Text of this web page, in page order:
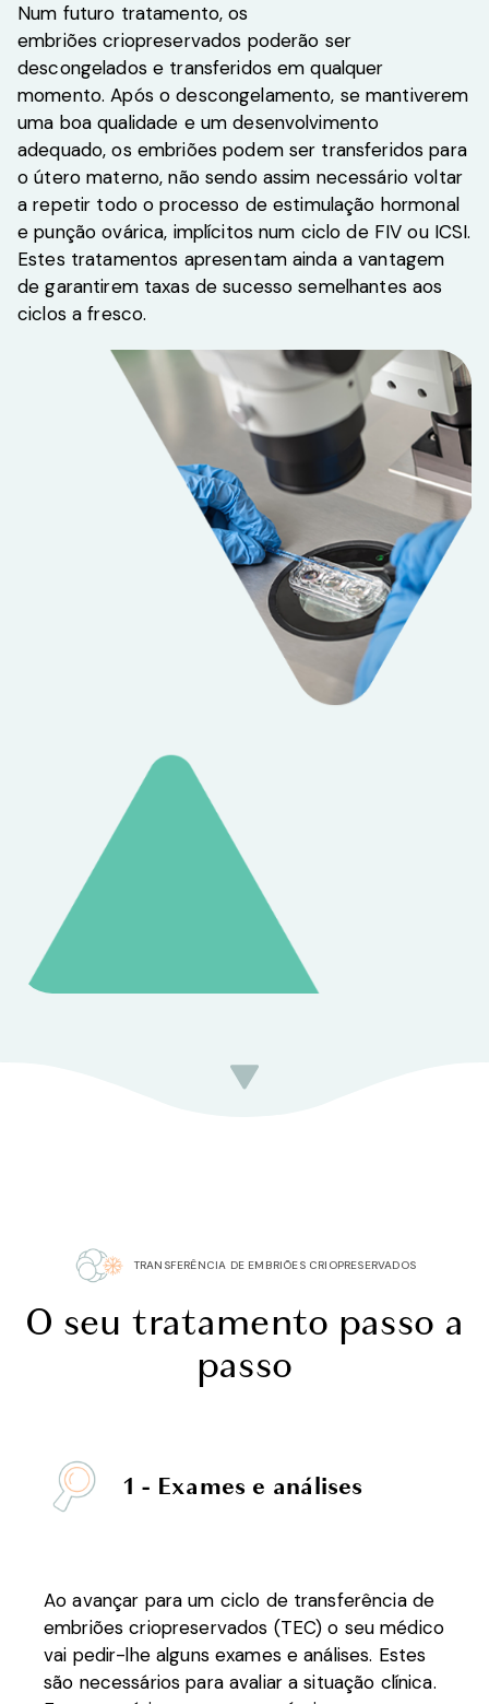
Num futuro tratamento, os
embriões criopreservados poderão ser
descongelados e transferidos em qualquer
momento. Após o descongelamento, se mantiverem
uma boa qualidade e um desenvolvimento
adequado, os embriões podem ser transferidos para
o útero materno, não sendo assim necessário voltar
a repetir todo o processo de estimulação hormonal
e punção ovárica, implícitos num ciclo de FIV ou ICSI.
Estes tratamentos apresentam ainda a vantagem
de garantirem taxas de sucesso semelhantes aos
ciclos a fresco.
TRANSFERÊNCIA DE EMBRIÕES CRIOPRESERVADOS
O seu tratamento passo a
passo
1 - Exames e análises
Ao avançar para um ciclo de transferência de
embriões criopreservados (TEC) o seu médico
vai pedir-lhe alguns exames e análises. Estes
são necessários para avaliar a situação clínica.